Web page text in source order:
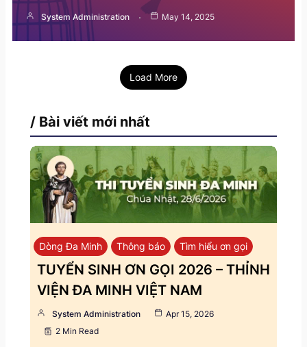
System Administration May 14, 2025
Load More
/ Bài viết mới nhất
Dòng Đa Minh Thông báo Tìm hiểu ơn gọi
TUYỂN SINH ƠN GỌI 2026 – THỈNH
VIỆN ĐA MINH VIỆT NAM
System Administration
Apr 15, 2026
2 Min Read